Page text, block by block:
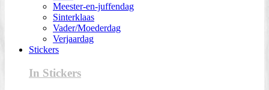
Meester-en-juffendag
Sinterklaas
Vader/Moederdag
Verjaardag
Stickers
In Stickers